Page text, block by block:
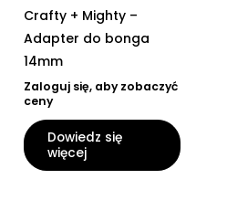
Crafty + Mighty –
Adapter do bonga
14mm
Zaloguj się, aby zobaczyć
ceny
Dowiedz się
więcej